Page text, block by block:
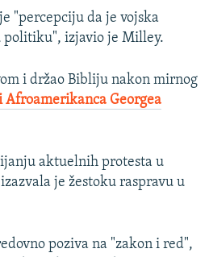
"percepciju da je vojska
izjavio je Milley.
i držao Bibliju nakon mirnog
Afroamerikanca Georgea
aktuelnih protesta u
je žestoku raspravu u
poziva na "zakon i red",